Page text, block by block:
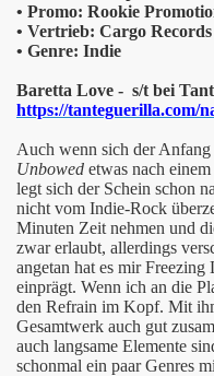
• Promo: Rookie
• Vertrieb: Cargo Records
• Genre: Indie
Baretta Love - s/t bei
https://tanteguerilla.com/
Auch wenn sich der
Unbowed etwas nach
legt sich der Schein schon
nicht vom Indie-Rock
Minuten Zeit nehmen und
zwar erlaubt, allerdings
angetan hat es mir Freezing
einprägt. Wenn ich an die
den Refrain im Kopf. Mit
Gesamtwerk auch gut
auch langsame Elemente
schonmal ein paar Genres
Whenever